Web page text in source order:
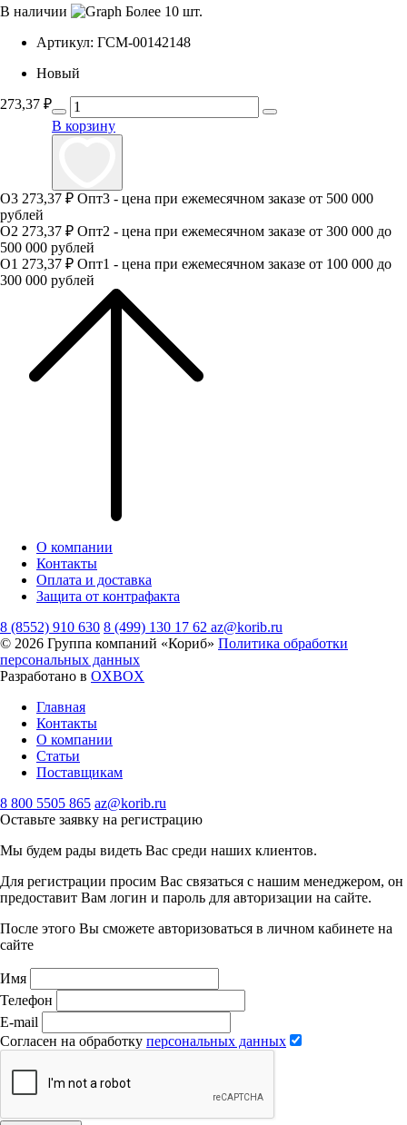
В наличии
Более 10 шт.
Артикул: ГСМ-00142148
Новый
273,37 ₽
В корзину
О3 273,37 ₽ Опт3 - цена при ежемесячном заказе от 500 000
рублей
О2 273,37 ₽ Опт2 - цена при ежемесячном заказе от 300 000 до
500 000 рублей
О1 273,37 ₽ Опт1 - цена при ежемесячном заказе от 100 000 до
300 000 рублей
О компании
Контакты
Оплата и доставка
Защита от контрафакта
8 (8552) 910 630 8 (499) 130 17 62 az@korib.ru
© 2026 Группа компаний «Кориб» Политика обработки
персональных данных
Разработано в OXBOX
Главная
Контакты
О компании
Статьи
Поставщикам
8 800 5505 865 az@korib.ru
Оставьте заявку на регистрацию
Мы будем рады видеть Вас среди наших клиентов.
Для регистрации просим Вас связаться с нашим менеджером, он
предоставит Вам логин и пароль для авторизации на сайте.
После этого Вы сможете авторизоваться в личном кабинете на
сайте
Имя
Телефон
E-mail
Согласен на обработку персональных данных